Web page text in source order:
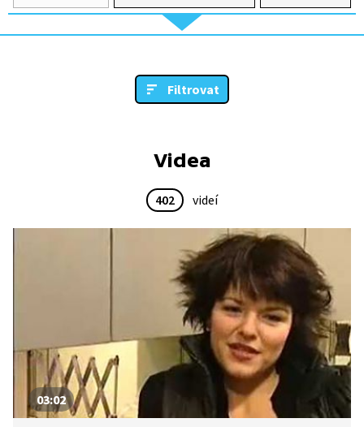
Filtrovat
Videa
402 videí
03:02